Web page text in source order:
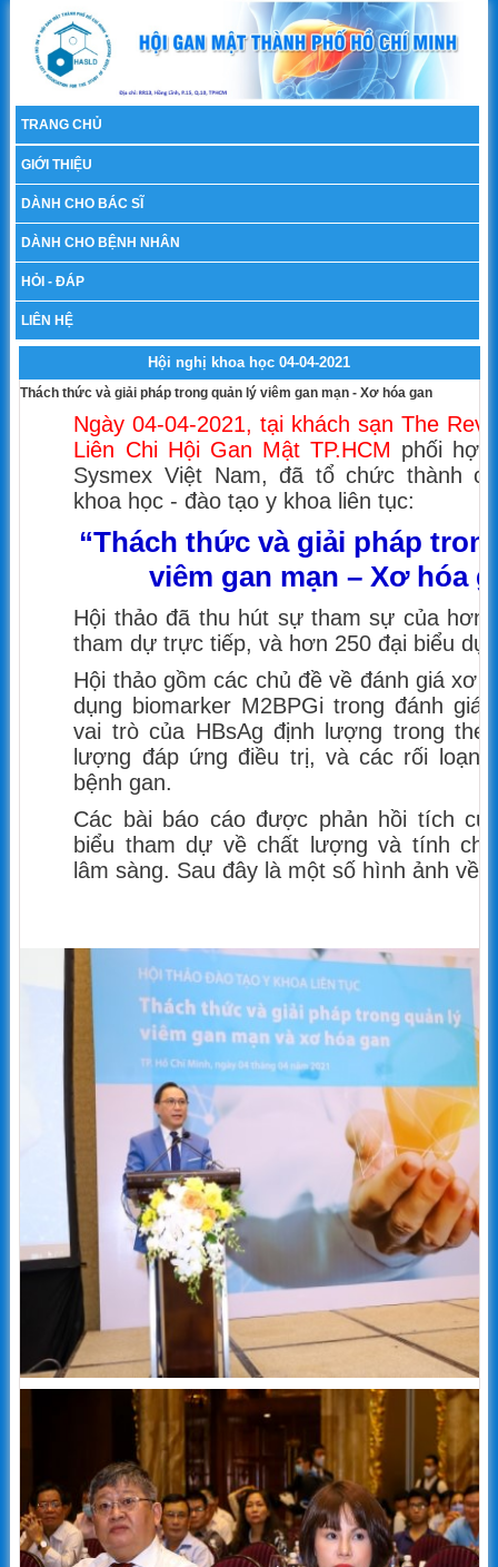
TRANG CHỦ
GIỚI THIỆU
DÀNH CHO BÁC SĨ
DÀNH CHO BỆNH NHÂN
HỎI - ĐÁP
LIÊN HỆ
Hội nghị khoa học 04-04-2021
Thách thức và giải pháp trong quản lý viêm gan mạn - Xơ hóa gan
Ngày 04-04-2021, tại khách sạn The
Liên Chi Hội Gan Mật TP.HCM phối
Sysmex Việt Nam, đã tổ chức thành
khoa học - đào tạo y khoa liên tục:
“Thách thức và giải pháp
viêm gan mạn – Xơ hóa
Hội thảo đã thu hút sự tham sự của hơn
tham dự trực tiếp, và hơn 250 đại biểu dự
Hội thảo gồm các chủ đề về đánh giá xơ
dụng biomarker M2BPGi trong đánh giá
vai trò của HBsAg định lượng trong
lượng đáp ứng điều trị, và các rối loạn
bệnh gan.
Các bài báo cáo được phản hồi tích
biểu tham dự về chất lượng và tính
lâm sàng. Sau đây là một số hình ảnh về